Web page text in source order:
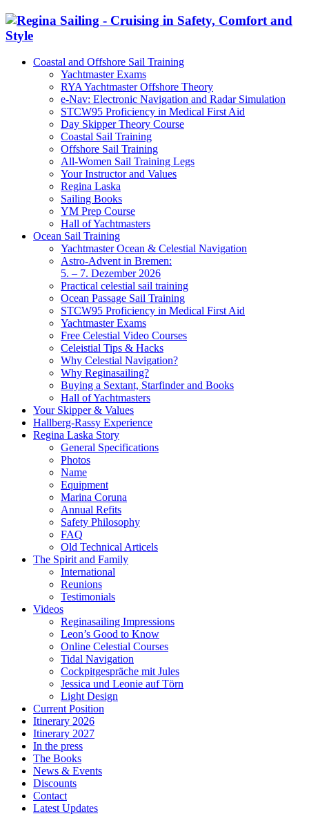
Coastal and Offshore Sail Training
Yachtmaster Exams
RYA Yachtmaster Offshore Theory
e-Nav: Electronic Navigation and Radar Simulation
STCW95 Proficiency in Medical First Aid
Day Skipper Theory Course
Coastal Sail Training
Offshore Sail Training
All-Women Sail Training Legs
Your Instructor and Values
Regina Laska
Sailing Books
YM Prep Course
Hall of Yachtmasters
Ocean Sail Training
Yachtmaster Ocean & Celestial Navigation
Astro-Advent in Bremen:
5. – 7. Dezember 2026
Practical celestial sail training
Ocean Passage Sail Training
STCW95 Proficiency in Medical First Aid
Yachtmaster Exams
Free Celestial Video Courses
Celeistial Tips & Hacks
Why Celestial Navigation?
Why Reginasailing?
Buying a Sextant, Starfinder and Books
Hall of Yachtmasters
Your Skipper & Values
Hallberg-Rassy Experience
Regina Laska Story
General Specifications
Photos
Name
Equipment
Marina Coruna
Annual Refits
Safety Philosophy
FAQ
Old Technical Articels
The Spirit and Family
International
Reunions
Testimonials
Videos
Reginasailing Impressions
Leon’s Good to Know
Online Celestial Courses
Tidal Navigation
Cockpitgespräche mit Jules
Jessica und Leonie auf Törn
Light Design
Current Position
Itinerary 2026
Itinerary 2027
In the press
The Books
News & Events
Discounts
Contact
Latest Updates